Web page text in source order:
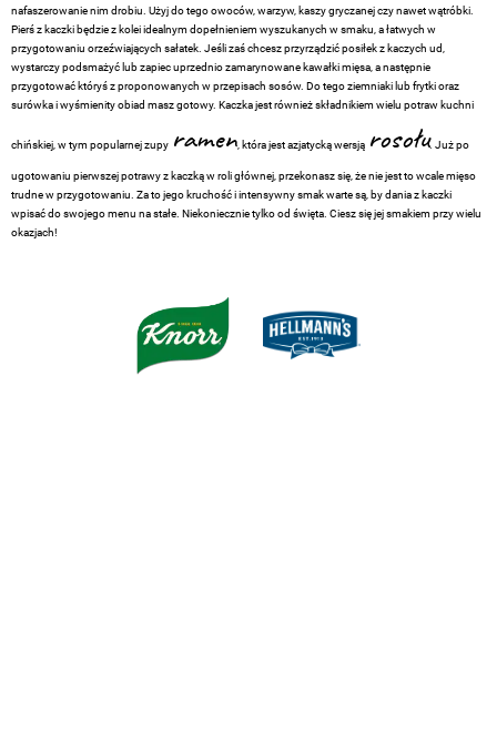
nafaszerowanie nim drobiu. Użyj do tego owoców, warzyw, kaszy gryczanej czy nawet wątróbki.
Pierś z kaczki będzie z kolei idealnym dopełnieniem wyszukanych w smaku, a łatwych w
przygotowaniu orzeźwiających sałatek. Jeśli zaś chcesz przyrządzić posiłek z kaczych ud,
wystarczy podsmażyć lub zapiec uprzednio zamarynowane kawałki mięsa, a następnie
przygotować któryś z proponowanych w przepisach sosów. Do tego ziemniaki lub frytki oraz
surówka i wyśmienity obiad masz gotowy. Kaczka jest również składnikiem wielu potraw kuchni
chińskiej, w tym popularnej zupy ramen, która jest azjatycką wersją rosołu. Już po
ugotowaniu pierwszej potrawy z kaczką w roli głównej, przekonasz się, że nie jest to wcale mięso
trudne w przygotowaniu. Za to jego kruchość i intensywny smak warte są, by dania z kaczki
wpisać do swojego menu na stałe. Niekoniecznie tylko od święta. Ciesz się jej smakiem przy wielu
okazjach!